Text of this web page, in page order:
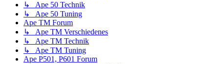
↳ Ape 50 Technik
↳ Ape 50 Tuning
Ape TM Forum
↳ Ape TM Verschiedenes
↳ Ape TM Technik
↳ Ape TM Tuning
Ape P501, P601 Forum